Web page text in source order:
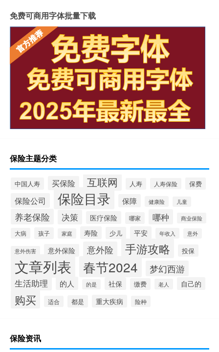
免费可商用字体批量下载
保险主题分类
中国人寿 买保险 互联网 人寿 人寿保险 保费
保险公司 保险目录 保障 健康险 儿童
养老保险 决策 医疗保险 哪家 哪种
商业保险
大病
孩子 家庭 寿险 少儿 平安 年收入 意外
意外伤害 意外保险 意外险 手游攻略 投保
文章列表 春节2024 梦幻西游
生活助理 的人 的是 社保 缴费 老人 自己的
购买 适合 都是 重大疾病 险种
保险资讯